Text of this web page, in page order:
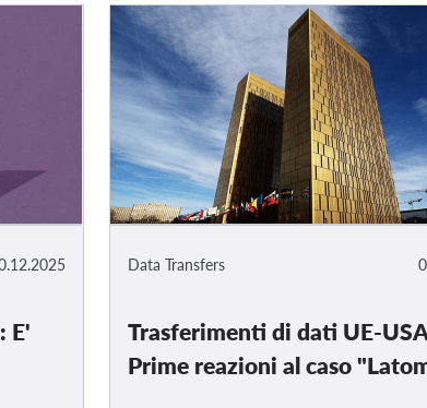
E'
Data Transfers
Trasferimenti di dati UE-
Prime reazioni al caso